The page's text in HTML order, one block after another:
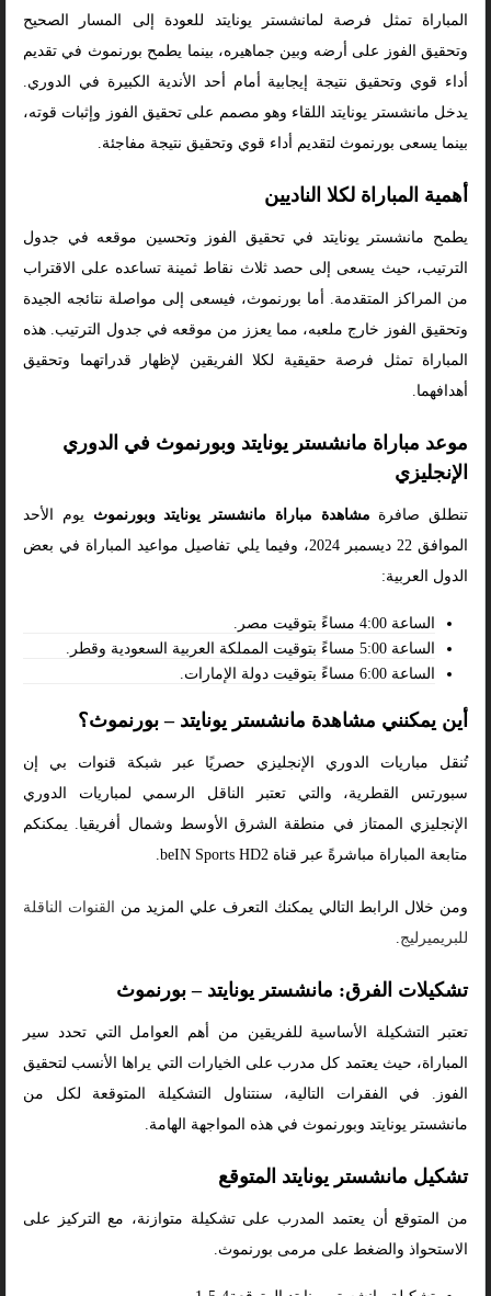
المباراة تمثل فرصة لمانشستر يونايتد للعودة إلى المسار الصحيح
وتحقيق الفوز على أرضه وبين جماهيره، بينما يطمح بورنموث في تقديم
أداء قوي وتحقيق نتيجة إيجابية أمام أحد الأندية الكبيرة في الدوري.
يدخل مانشستر يونايتد اللقاء وهو مصمم على تحقيق الفوز وإثبات قوته،
بينما يسعى بورنموث لتقديم أداء قوي وتحقيق نتيجة مفاجئة.
أهمية المباراة لكلا الناديين
يطمح مانشستر يونايتد في تحقيق الفوز وتحسين موقعه في جدول
الترتيب، حيث يسعى إلى حصد ثلاث نقاط ثمينة تساعده على الاقتراب
من المراكز المتقدمة. أما بورنموث، فيسعى إلى مواصلة نتائجه الجيدة
وتحقيق الفوز خارج ملعبه، مما يعزز من موقعه في جدول الترتيب. هذه
المباراة تمثل فرصة حقيقية لكلا الفريقين لإظهار قدراتهما وتحقيق
أهدافهما.
موعد مباراة مانشستر يونايتد وبورنموث في الدوري
الإنجليزي
تنطلق صافرة مشاهدة مباراة مانشستر يونايتد وبورنموث يوم الأحد
الموافق 22 ديسمبر 2024، وفيما يلي تفاصيل مواعيد المباراة في بعض
الدول العربية:
الساعة 4:00 مساءً بتوقيت مصر.
الساعة 5:00 مساءً بتوقيت المملكة العربية السعودية وقطر.
الساعة 6:00 مساءً بتوقيت دولة الإمارات.
أين يمكنني مشاهدة مانشستر يونايتد – بورنموث؟
تُنقل مباريات الدوري الإنجليزي حصريًا عبر شبكة قنوات بي إن
سبورتس القطرية، والتي تعتبر الناقل الرسمي لمباريات الدوري
الإنجليزي الممتاز في منطقة الشرق الأوسط وشمال أفريقيا. يمكنكم
متابعة المباراة مباشرةً عبر قناة beIN Sports HD2.
ومن خلال الرابط التالي يمكنك التعرف علي المزيد من
القنوات الناقلة
للبريميرليج.
تشكيلات الفرق: مانشستر يونايتد – بورنموث
تعتبر التشكيلة الأساسية للفريقين من أهم العوامل التي تحدد سير
المباراة، حيث يعتمد كل مدرب على الخيارات التي يراها الأنسب لتحقيق
الفوز. في الفقرات التالية، سنتناول التشكيلة المتوقعة لكل من
مانشستر يونايتد وبورنموث في هذه المواجهة الهامة.
تشكيل مانشستر يونايتد المتوقع
من المتوقع أن يعتمد المدرب على تشكيلة متوازنة، مع التركيز على
الاستحواذ والضغط على مرمى بورنموث.